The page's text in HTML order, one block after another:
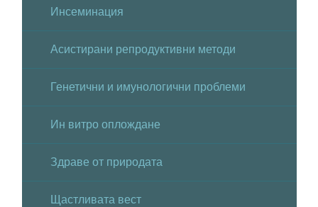
Инсеминация
Асистирани репродуктивни методи
Генетични и имунологични проблеми
Ин витро оплождане
Здраве от природата
Щастливата вест